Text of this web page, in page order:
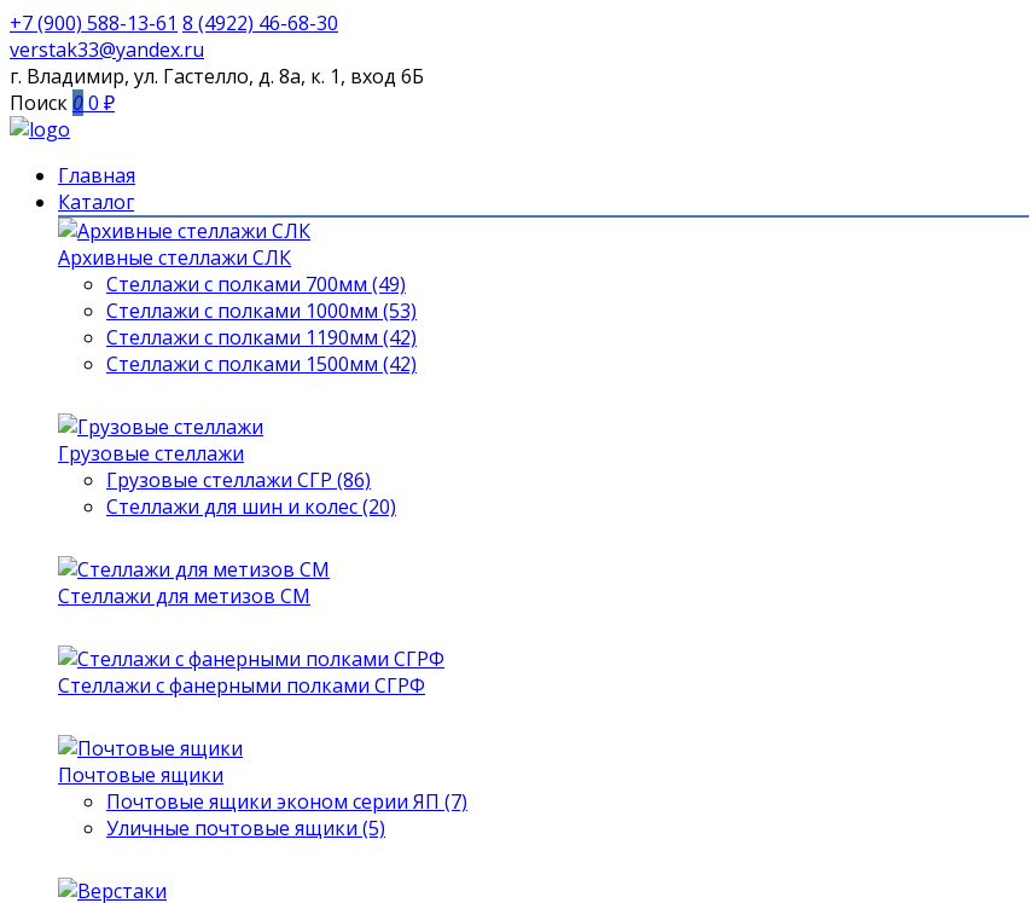
+7 (900) 588-13-61 8 (4922) 46-68-30
verstak33@yandex.ru
г. Владимир, ул. Гастелло, д. 8а, к. 1, вход 6Б
Поиск 00 ₽
Главная
Каталог
Архивные стеллажи СЛК
Стеллажи с полками 700мм (49)
Стеллажи с полками 1000мм (53)
Стеллажи с полками 1190мм (42)
Стеллажи с полками 1500мм (42)
Грузовые стеллажи
Грузовые стеллажи СГР (86)
Стеллажи для шин и колес (20)
Стеллажи для метизов СМ
Стеллажи с фанерными полками СГРФ
Почтовые ящики
Почтовые ящики эконом серии ЯП (7)
Уличные почтовые ящики (5)